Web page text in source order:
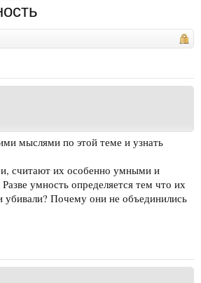
мыслями по этой теме и узнать
считают их особенно умными и
умность определяется тем что их
убивали? Почему они не объединились